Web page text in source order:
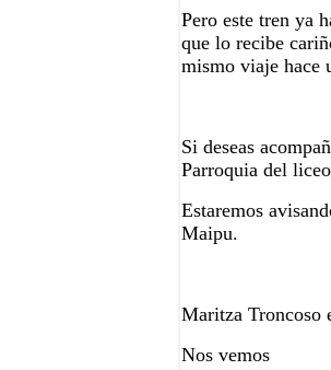
Pero este tren ya
que lo recibe
mismo viaje hace
Si deseas
Parroquia del
Estaremos
Maipu.
Maritza Troncoso
Nos vemos